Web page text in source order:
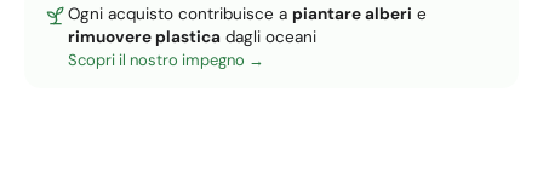
Ogni acquisto contribuisce a piantare alberi e
rimuovere plastica dagli oceani
Scopri il nostro impegno